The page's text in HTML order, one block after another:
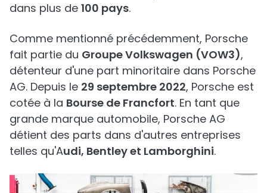
dans plus de 100 pays.
Comme mentionné précédemment, Porsche
fait partie du Groupe Volkswagen (VOW3),
détenteur d'une part minoritaire dans Porsche
AG. Depuis le 29 septembre 2022, Porsche est
cotée à la Bourse de Francfort. En tant que
grande marque automobile, Porsche AG
détient des parts dans d'autres entreprises
telles qu'Audi, Bentley et Lamborghini.